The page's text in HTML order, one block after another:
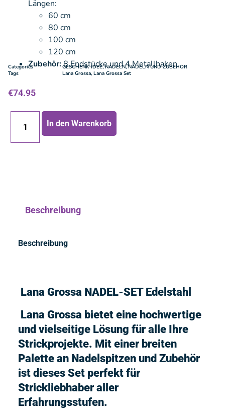
Längen:
60 cm
80 cm
100 cm
120 cm
Zubehör:8 Endstücke und 4 Metallhaken
Categories GESCHENK IDEE,NADELN,NADELN UND ZUBEHOR
Tags
Lana Grossa, Lana Grossa Set
€74.95
In den Warenkorb
Beschreibung
Beschreibung
Lana Grossa NADEL-SET Edelstahl
Lana Grossa bietet eine hochwertige
und vielseitige Lösung für alle Ihre
Strickprojekte. Mit einer breiten
Palette an Nadelspitzen und Zubehör
ist dieses Set perfekt für
Strickliebhaber aller
Erfahrungsstufen.